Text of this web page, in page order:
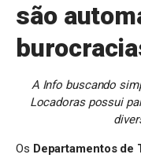
são
A Info buscando
Locadoras possui
Os Departamentos de